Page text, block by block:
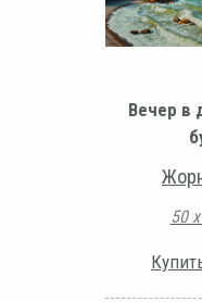
Вечер в
50